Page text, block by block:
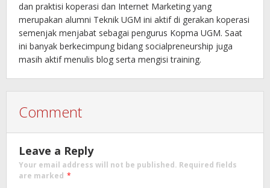
dan praktisi koperasi dan Internet Marketing yang
merupakan alumni Teknik UGM ini aktif di gerakan koperasi
semenjak menjabat sebagai pengurus Kopma UGM. Saat
ini banyak berkecimpung bidang socialpreneurship juga
masih aktif menulis blog serta mengisi training.
Comment
Leave a Reply
Your email address will not be published. Required fields
are marked *